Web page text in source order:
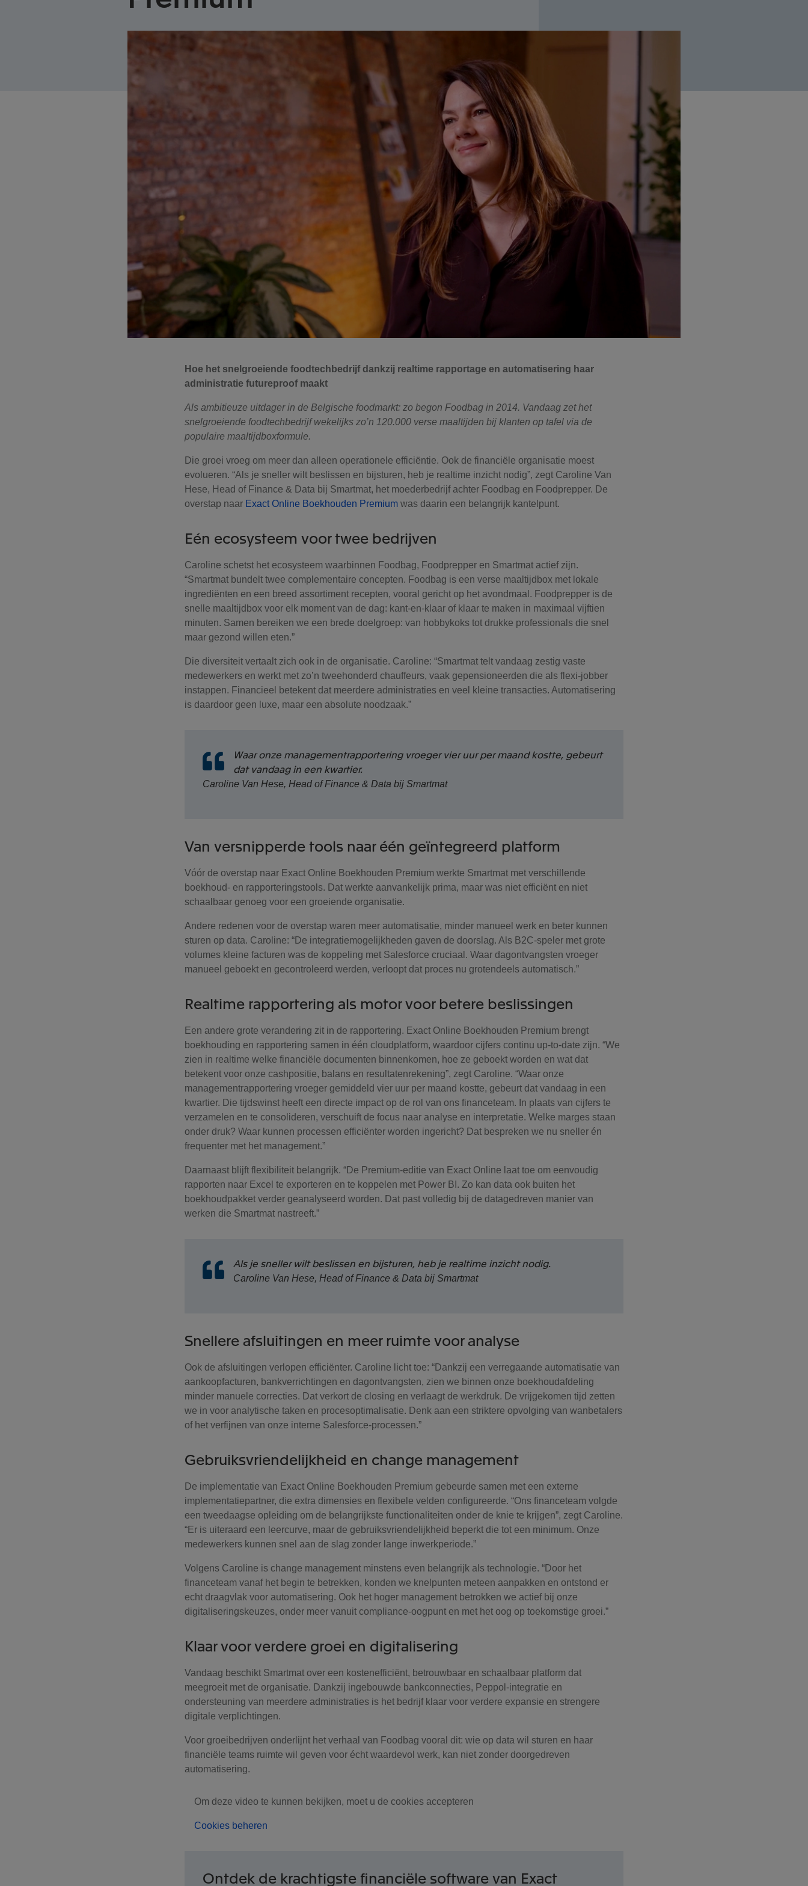
Hoe het snelgroeiende foodtechbedrijf dankzij realtime rapportage en automatisering haar
administratie futureproof maakt
Als ambitieuze uitdager in de Belgische foodmarkt: zo begon Foodbag in 2014. Vandaag zet het
snelgroeiende foodtechbedrijf wekelijks zo’n 120.000 verse maaltijden bij klanten op tafel via de
populaire maaltijdboxformule.
Die groei vroeg om meer dan alleen operationele efficiëntie. Ook de financiële organisatie moest
evolueren. “Als je sneller wilt beslissen en bijsturen, heb je realtime inzicht nodig”, zegt Caroline Van
Hese, Head of Finance & Data bij Smartmat, het moederbedrijf achter Foodbag en Foodprepper. De
overstap naar Exact Online Boekhouden Premium was daarin een belangrijk kantelpunt.
Eén ecosysteem voor twee bedrijven
Caroline schetst het ecosysteem waarbinnen Foodbag, Foodprepper en Smartmat actief zijn.
“Smartmat bundelt twee complementaire concepten. Foodbag is een verse maaltijdbox met lokale
ingrediënten en een breed assortiment recepten, vooral gericht op het avondmaal. Foodprepper is de
snelle maaltijdbox voor elk moment van de dag: kant-en-klaar of klaar te maken in maximaal vijftien
minuten. Samen bereiken we een brede doelgroep: van hobbykoks tot drukke professionals die snel
maar gezond willen eten.”
Die diversiteit vertaalt zich ook in de organisatie. Caroline: “Smartmat telt vandaag zestig vaste
medewerkers en werkt met zo’n tweehonderd chauffeurs, vaak gepensioneerden die als flexi-jobber
instappen. Financieel betekent dat meerdere administraties en veel kleine transacties. Automatisering
is daardoor geen luxe, maar een absolute noodzaak.”
Waar onze managementrapportering vroeger vier uur per maand kostte, gebeurt
dat vandaag in een kwartier.
Caroline Van Hese, Head of Finance & Data bij Smartmat
Van versnipperde tools naar één geïntegreerd platform
Vóór de overstap naar Exact Online Boekhouden Premium werkte Smartmat met verschillende
boekhoud- en rapporteringstools. Dat werkte aanvankelijk prima, maar was niet efficiënt en niet
schaalbaar genoeg voor een groeiende organisatie.
Andere redenen voor de overstap waren meer automatisatie, minder manueel werk en beter kunnen
sturen op data. Caroline: “De integratiemogelijkheden gaven de doorslag. Als B2C-speler met grote
volumes kleine facturen was de koppeling met Salesforce cruciaal. Waar dagontvangsten vroeger
manueel geboekt en gecontroleerd werden, verloopt dat proces nu grotendeels automatisch.”
Realtime rapportering als motor voor betere beslissingen
Een andere grote verandering zit in de rapportering. Exact Online Boekhouden Premium brengt
boekhouding en rapportering samen in één cloudplatform, waardoor cijfers continu up-to-date zijn. “We
zien in realtime welke financiële documenten binnenkomen, hoe ze geboekt worden en wat dat
betekent voor onze cashpositie, balans en resultatenrekening”, zegt Caroline. “Waar onze
managementrapportering vroeger gemiddeld vier uur per maand kostte, gebeurt dat vandaag in een
kwartier. Die tijdswinst heeft een directe impact op de rol van ons financeteam. In plaats van cijfers te
verzamelen en te consolideren, verschuift de focus naar analyse en interpretatie. Welke marges staan
onder druk? Waar kunnen processen efficiënter worden ingericht? Dat bespreken we nu sneller én
frequenter met het management.”
Daarnaast blijft flexibiliteit belangrijk. “De Premium-editie van Exact Online laat toe om eenvoudig
rapporten naar Excel te exporteren en te koppelen met Power BI. Zo kan data ook buiten het
boekhoudpakket verder geanalyseerd worden. Dat past volledig bij de datagedreven manier van
werken die Smartmat nastreeft.”
Als je sneller wilt beslissen en bijsturen, heb je realtime inzicht nodig.
Caroline Van Hese, Head of Finance & Data bij Smartmat
Snellere afsluitingen en meer ruimte voor analyse
Ook de afsluitingen verlopen efficiënter. Caroline licht toe: “Dankzij een verregaande automatisatie van
aankoopfacturen, bankverrichtingen en dagontvangsten, zien we binnen onze boekhoudafdeling
minder manuele correcties. Dat verkort de closing en verlaagt de werkdruk. De vrijgekomen tijd zetten
we in voor analytische taken en procesoptimalisatie. Denk aan een striktere opvolging van wanbetalers
of het verfijnen van onze interne Salesforce-processen.”
Gebruiksvriendelijkheid en change management
De implementatie van Exact Online Boekhouden Premium gebeurde samen met een externe
implementatiepartner, die extra dimensies en flexibele velden configureerde. “Ons financeteam volgde
een tweedaagse opleiding om de belangrijkste functionaliteiten onder de knie te krijgen”, zegt Caroline.
“Er is uiteraard een leercurve, maar de gebruiksvriendelijkheid beperkt die tot een minimum. Onze
medewerkers kunnen snel aan de slag zonder lange inwerkperiode.”
Volgens Caroline is change management minstens even belangrijk als technologie. “Door het
financeteam vanaf het begin te betrekken, konden we knelpunten meteen aanpakken en ontstond er
echt draagvlak voor automatisering. Ook het hoger management betrokken we actief bij onze
digitaliseringskeuzes, onder meer vanuit compliance-oogpunt en met het oog op toekomstige groei.”
Klaar voor verdere groei en digitalisering
Vandaag beschikt Smartmat over een kostenefficiënt, betrouwbaar en schaalbaar platform dat
meegroeit met de organisatie. Dankzij ingebouwde bankconnecties, Peppol-integratie en
ondersteuning van meerdere administraties is het bedrijf klaar voor verdere expansie en strengere
digitale verplichtingen.
Voor groeibedrijven onderlijnt het verhaal van Foodbag vooral dit: wie op data wil sturen en haar
financiële teams ruimte wil geven voor écht waardevol werk, kan niet zonder doorgedreven
automatisering.
Om deze video te kunnen bekijken, moet u de cookies accepteren
Cookies beheren
Ontdek de krachtigste financiële software van Exact